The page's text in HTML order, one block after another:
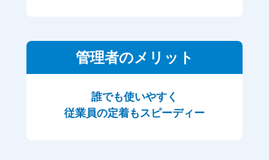
管理者のメリット
誰でも使いやすく
従業員の定着もスピーディー